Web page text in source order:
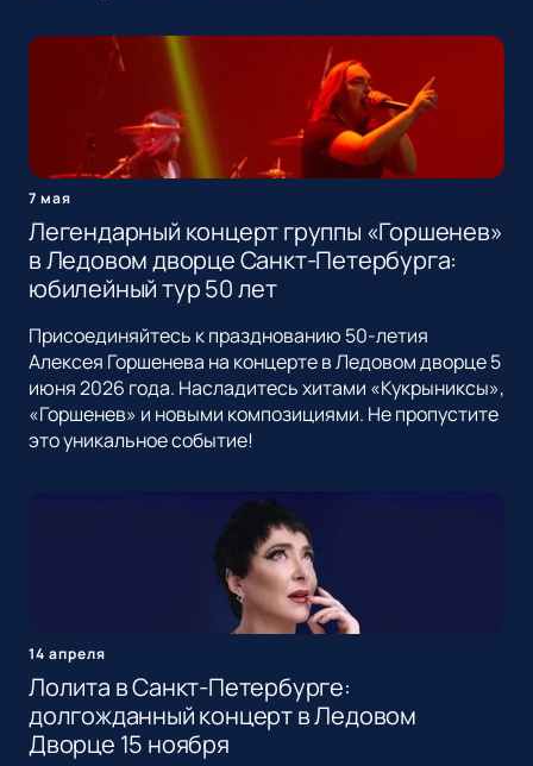
7 мая
Легендарный концерт группы «Горшенев»
в Ледовом дворце Санкт-Петербурга:
юбилейный тур 50 лет
Присоединяйтесь к празднованию 50-летия
Алексея Горшенева на концерте в Ледовом дворце 5
июня 2026 года. Насладитесь хитами «Кукрыниксы»,
«Горшенев» и новыми композициями. Не пропустите
это уникальное событие!
14 апреля
Лолита в Санкт-Петербурге:
долгожданный концерт в Ледовом
Дворце 15 ноября